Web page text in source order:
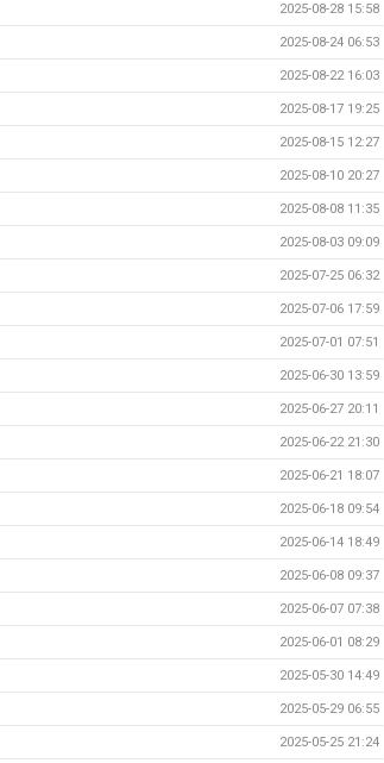
2025-08-28 15:58
2025-08-24 06:53
2025-08-22 16:03
2025-08-17 19:25
2025-08-15 12:27
2025-08-10 20:27
2025-08-08 11:35
2025-08-03 09:09
2025-07-25 06:32
2025-07-06 17:59
2025-07-01 07:51
2025-06-30 13:59
2025-06-27 20:11
2025-06-22 21:30
2025-06-21 18:07
2025-06-18 09:54
2025-06-14 18:49
2025-06-08 09:37
2025-06-07 07:38
2025-06-01 08:29
2025-05-30 14:49
2025-05-29 06:55
2025-05-25 21:24